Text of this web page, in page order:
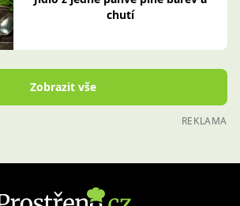
chutí
Zobrazit vše
REKLAMA